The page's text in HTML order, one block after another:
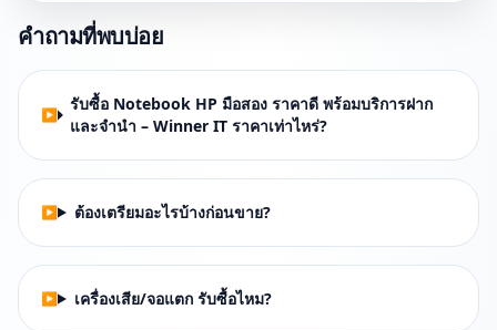
คำถามที่พบบ่อย
รับซื้อ Notebook HP มือสอง ราคาดี พร้อมบริการฝาก
และจำนำ – Winner IT ราคาเท่าไหร่?
ต้องเตรียมอะไรบ้างก่อนขาย?
เครื่องเสีย/จอแตก รับซื้อไหม?